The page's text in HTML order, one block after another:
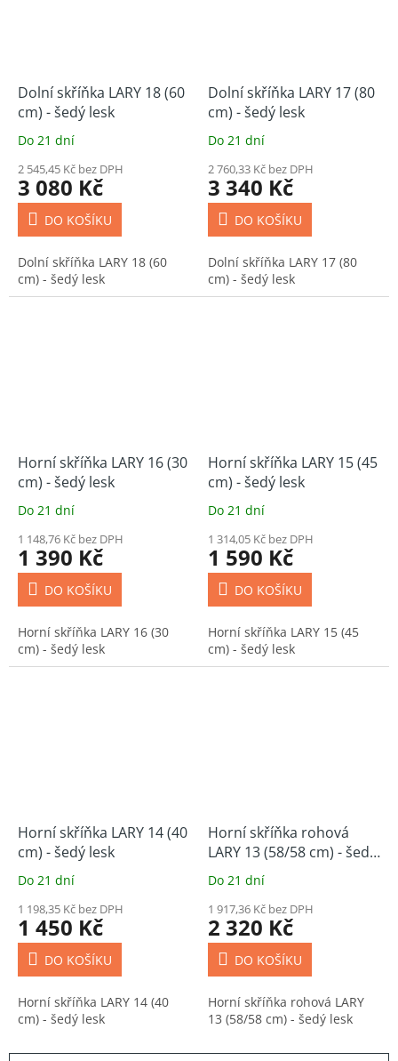
Dolní skříňka LARY 18 (60
cm) - šedý lesk
Do 21 dní
2 545,45 Kč bez DPH
3 080 Kč
DO KOŠÍKU
Dolní skříňka LARY 18 (60
cm) - šedý lesk
Dolní skříňka LARY 17 (80
cm) - šedý lesk
Do 21 dní
2 760,33 Kč bez DPH
3 340 Kč
DO KOŠÍKU
Dolní skříňka LARY 17 (80
cm) - šedý lesk
Horní skříňka LARY 16 (30
cm) - šedý lesk
Do 21 dní
1 148,76 Kč bez DPH
1 390 Kč
DO KOŠÍKU
Horní skříňka LARY 16 (30
cm) - šedý lesk
Horní skříňka LARY 15 (45
cm) - šedý lesk
Do 21 dní
1 314,05 Kč bez DPH
1 590 Kč
DO KOŠÍKU
Horní skříňka LARY 15 (45
cm) - šedý lesk
Horní skříňka LARY 14 (40
cm) - šedý lesk
Do 21 dní
1 198,35 Kč bez DPH
1 450 Kč
DO KOŠÍKU
Horní skříňka LARY 14 (40
cm) - šedý lesk
Horní skříňka rohová
LARY 13 (58/58 cm) - šedý
lesk
Do 21 dní
1 917,36 Kč bez DPH
2 320 Kč
DO KOŠÍKU
Horní skříňka rohová LARY
13 (58/58 cm) - šedý lesk